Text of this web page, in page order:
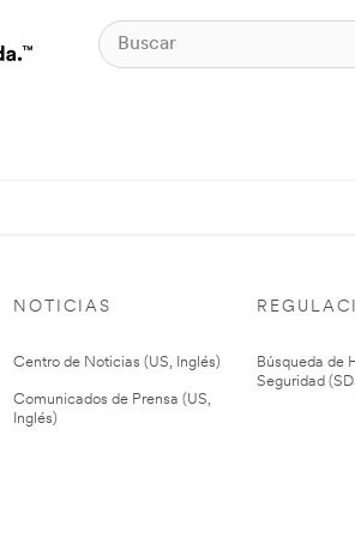
NOTICIAS
Centro de Noticias (US, Inglés)
Comunicados de Prensa (US,
Inglés)
Búsqueda de
Seguridad